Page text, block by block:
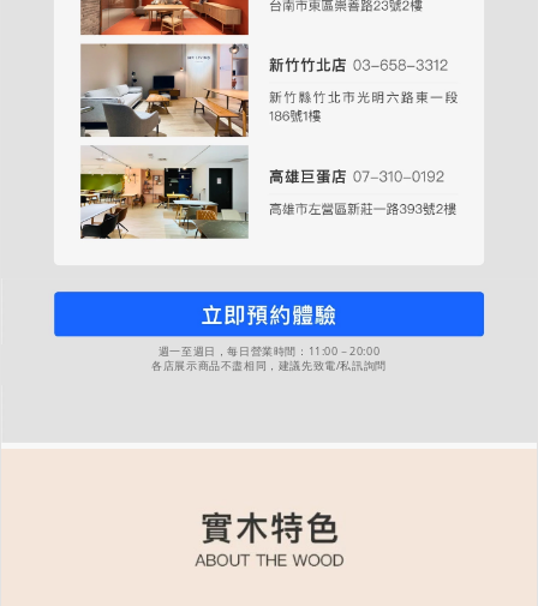
週一至週日，每日營業時間：11:00－20:00
各店展示商品不盡相同，建議先致電/私訊詢問